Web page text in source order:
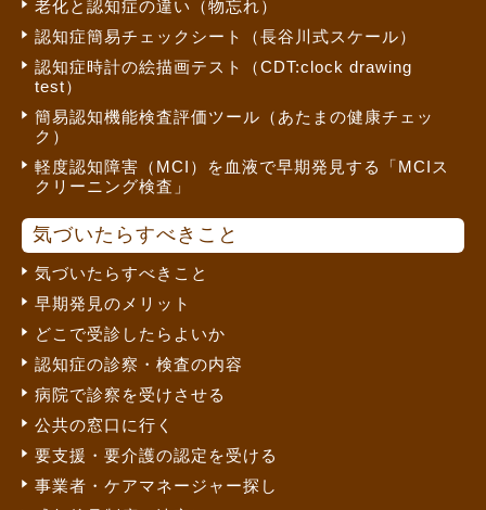
老化と認知症の違い（物忘れ）
認知症簡易チェックシート（長谷川式スケール）
認知症時計の絵描画テスト（CDT:clock drawing
test）
簡易認知機能検査評価ツール（あたまの健康チェッ
ク）
軽度認知障害（MCI）を血液で早期発見する「MCIス
クリーニング検査」
気づいたらすべきこと
気づいたらすべきこと
早期発見のメリット
どこで受診したらよいか
認知症の診察・検査の内容
病院で診察を受けさせる
公共の窓口に行く
要支援・要介護の認定を受ける
事業者・ケアマネージャー探し